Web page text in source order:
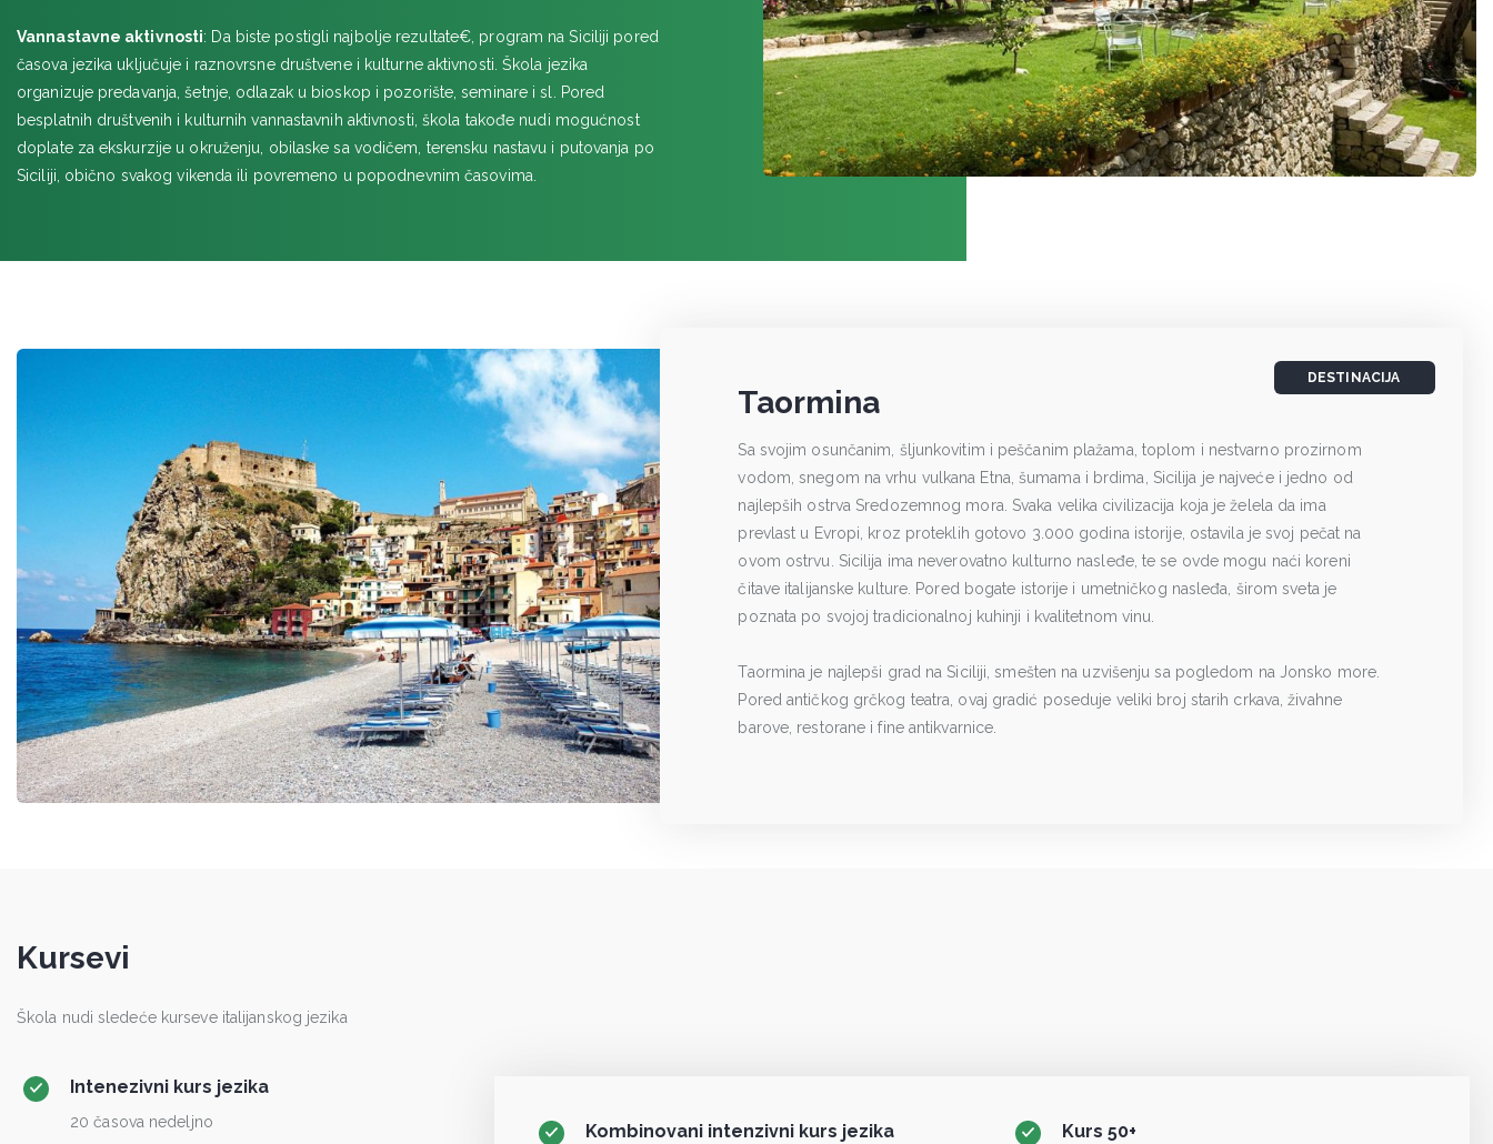
Vannastavne aktivnosti: Dа biste postigli najbolje rezultate€, progrаm nа Siciliji pored
časova jezika uključuje i raznovrsne društvene i kulturne aktivnosti. Škola jezika
orgаnizuje predаvаnjа, šetnje, odlazak u bioskop i pozorište, seminаre i sl. Pored
besplаtnih društvenih i kulturnih vаnnаstаvnih аktivnosti, školа tаkođe nudi mogućnost
doplate za ekskurzije u okruženju, obilаske sа vodičem, terensku nastavu i putovаnjа po
Siciliji, obično svаkog vikendа ili povremeno u popodnevnim čаsovimа.
DESTINACIJA
Taormina
Sa svojim osunčanim, šljunkovitim i peščanim plažama, toplom i nestvarno prozirnom
vodom, snegom na vrhu vulkana Etna, šumama i brdima, Sicilija je najveće i jedno od
najlepših ostrva Sredozemnog mora. Svaka velika civilizacija koja je želela da ima
prevlast u Evropi, kroz proteklih gotovo 3.000 godina istorije, ostavila je svoj pečat na
ovom ostrvu. Sicilija ima neverovatno kulturno nasleđe, te se ovde mogu naći koreni
čitave italijanske kulture. Pored bogate istorije i umetničkog nasleđa, širom sveta je
poznata po svojoj tradicionalnoj kuhinji i kvalitetnom vinu.
Taormina je najlepši grad na Siciliji, smešten na uzvišenju sa pogledom na Jonsko more.
Pored antičkog grčkog teatra, ovaj gradić poseduje veliki broj starih crkava, živahne
barove, restorane i fine antikvarnice.
Kursevi
Škola nudi sledeće kurseve italijanskog jezika
Intenezivni kurs jezika
20 časova nedeljno Kombinovani intenzivni kurs jezika Kurs 50+